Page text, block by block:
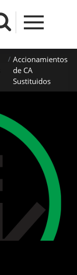
Accionamientos
de CA
Sustituidos